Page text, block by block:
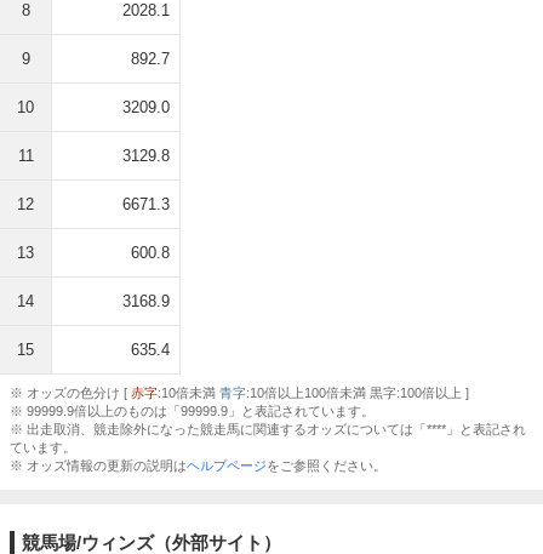
8 2028.1
9 892.7
10 3209.0
11 3129.8
12 6671.3
13 600.8
14 3168.9
15 635.4
※ オッズの色分け [ 赤字:10倍未満 青字:10倍以上100倍未満 黒字:100倍以上 ]
※ 99999.9倍以上のものは「99999.9」と表記されています。
※ 出走取消、競走除外になった競走馬に関連するオッズについては「****」と表記され
ています。
※ オッズ情報の更新の説明はヘルプページをご参照ください。
競馬場/ウィンズ（外部サイト）